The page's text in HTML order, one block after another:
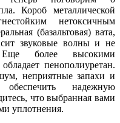
Короб металлической
нетоксичным
(базальтовая) вата,
звуковые волны и не
Еще более высокими
пенополиуретан.
неприятные запахи и
надежную
что выбранная вами
уплотнения.